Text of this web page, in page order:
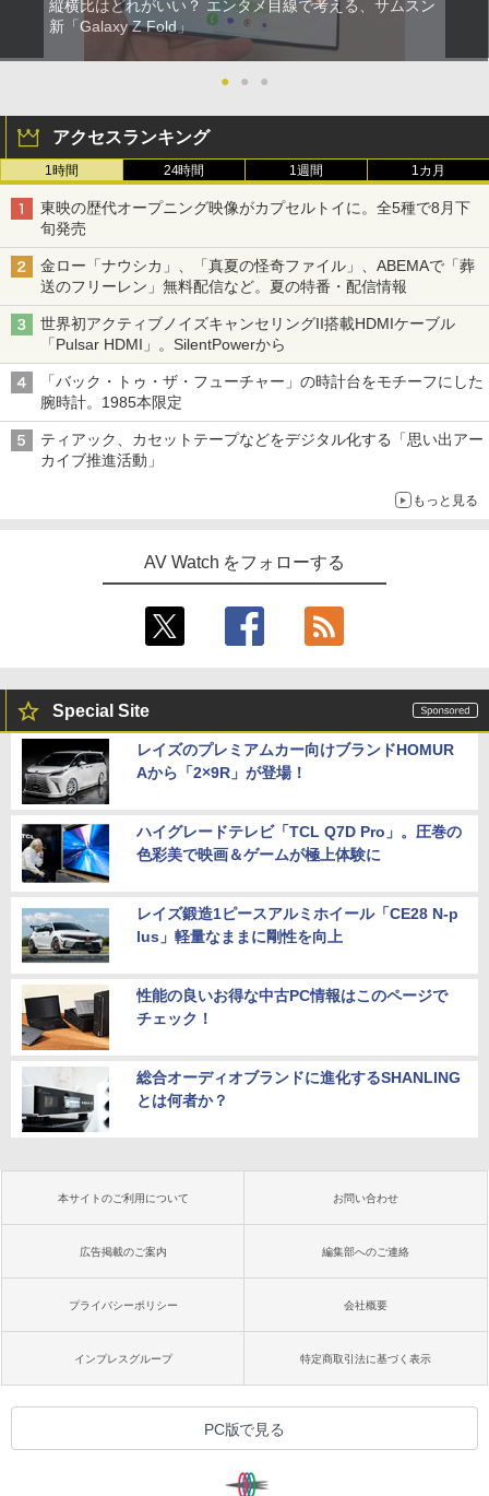
縦横比はどれがいい？ エンタメ目線で考える、サムスン
新「Galaxy Z Fold」
● ● ●
アクセスランキング
1時間 24時間 1週間 1カ月
東映の歴代オープニング映像がカプセルトイに。全5種で8月下
旬発売
金ロー「ナウシカ」、「真夏の怪奇ファイル」、ABEMAで「葬
送のフリーレン」無料配信など。夏の特番・配信情報
世界初アクティブノイズキャンセリングII搭載HDMIケーブル
「Pulsar HDMI」。SilentPowerから
「バック・トゥ・ザ・フューチャー」の時計台をモチーフにした
腕時計。1985本限定
ティアック、カセットテープなどをデジタル化する「思い出アー
カイブ推進活動」
もっと見る
AV Watch をフォローする
Special Site
レイズのプレミアムカー向けブランドHOMUR
Aから「2×9R」が登場！
ハイグレードテレビ「TCL Q7D Pro」。圧巻の
色彩美で映画＆ゲームが極上体験に
レイズ鍛造1ピースアルミホイール「CE28 N-p
lus」軽量なままに剛性を向上
性能の良いお得な中古PC情報はこのページで
チェック！
総合オーディオブランドに進化するSHANLING
とは何者か？
本サイトのご利用について お問い合わせ
広告掲載のご案内 編集部へのご連絡
プライバシーポリシー 会社概要
インプレスグループ 特定商取引法に基づく表示
PC版で見る